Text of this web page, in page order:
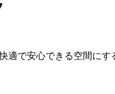
適で安心できる空間に